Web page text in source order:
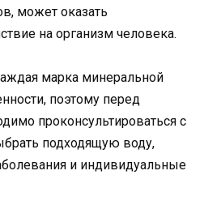
может оказать
на организм человека.
марка минеральной
поэтому перед
проконсультироваться с
подходящую воду,
и индивидуальные